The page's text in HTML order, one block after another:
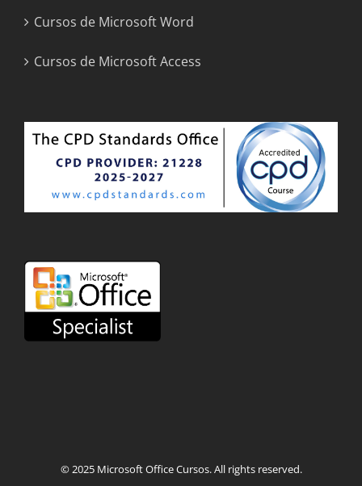
Cursos de Microsoft Word
Cursos de Microsoft Access
© 2025 Microsoft Office Cursos. All rights reserved.